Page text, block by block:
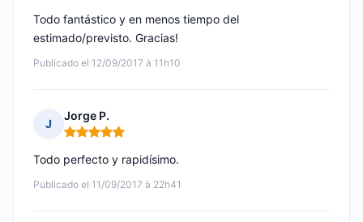
Publicado el 12/09/2017 à 11h10
Todo fantástico y en menos tiempo del
estimado/previsto. Gracias!
J
Jorge P.
Nota: 5 de 5
Publicado el 11/09/2017 à 22h41
Todo perfecto y rapidísimo.